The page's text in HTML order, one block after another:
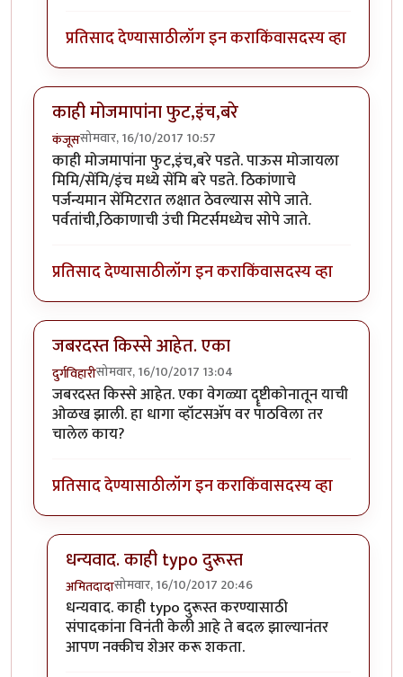
प्रतिसाद देण्यासाठीलॉग इन कराकिंवासदस्य व्हा
काही मोजमापांना फुट,इंच,बरे
कंजूससोमवार, 16/10/2017 10:57
काही मोजमापांना फुट,इंच,बरे पडते. पाऊस मोजायला
मिमि/सेंमि/इंच मध्ये सेंमि बरे पडते. ठिकांणाचे
पर्जन्यमान सेंमिटरात लक्षात ठेवल्यास सोपे जाते.
पर्वतांची,ठिकाणाची उंची मिटर्समध्येच सोपे जाते.
प्रतिसाद देण्यासाठीलॉग इन कराकिंवासदस्य व्हा
जबरदस्त किस्से आहेत. एका
दुर्गविहारीसोमवार, 16/10/2017 13:04
जबरदस्त किस्से आहेत. एका वेगळ्या दॄष्टीकोनातून याची
ओळख झाली. हा धागा व्हॉटसअ‍ॅप वर पाठविला तर
चालेल काय?
प्रतिसाद देण्यासाठीलॉग इन कराकिंवासदस्य व्हा
धन्यवाद. काही typo दुरूस्त
अमितदादासोमवार, 16/10/2017 20:46
In reply toजबरदस्त किस्से आहेत. एकाby
धन्यवाद. काही typo दुरूस्त करण्यासाठी
संपादकांना विनंती केली आहे ते बदल झाल्यानंतर
आपण नक्कीच शेअर करू शकता.